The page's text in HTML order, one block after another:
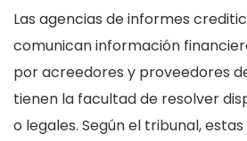
Las agencias de informes
comunican información
por acreedores y proveedores
tienen la facultad de resolver
o legales. Según el tribunal,